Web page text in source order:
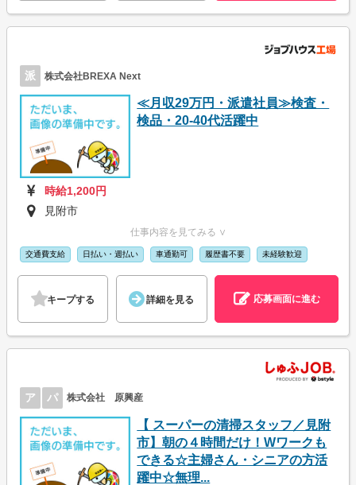
派 株式会社BREXA Next
≪月収29万円・派遣社員≫検査・
検品・20-40代活躍中
時給1,200円
見附市
仕事内容を見てみる ∨
交通費支給 日払い・週払い 車通勤可 履歴書不要 未経験歓迎
キープする 詳細を見る 応募画面に進む
ア パ 株式会社 原興産
【 スーパーの清掃スタッフ／見附
市】朝の４時間だけ！Wワークも
できる☆主婦さん・シニアの方活
躍中☆無理...